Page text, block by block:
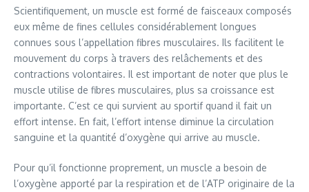
Scientifiquement, un muscle est formé de faisceaux composés
eux même de fines cellules considérablement longues
connues sous l’appellation fibres musculaires. Ils facilitent le
mouvement du corps à travers des relâchements et des
contractions volontaires. Il est important de noter que plus le
muscle utilise de fibres musculaires, plus sa croissance est
importante. C’est ce qui survient au sportif quand il fait un
effort intense. En fait, l’effort intense diminue la circulation
sanguine et la quantité d’oxygène qui arrive au muscle.
Pour qu’il fonctionne proprement, un muscle a besoin de
l’oxygène apporté par la respiration et de l’ATP originaire de la